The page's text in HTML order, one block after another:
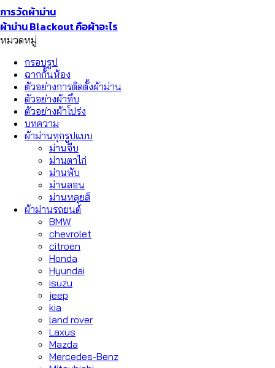
การวัดผ้าม่าน
ผ้าม่าน Blackout คือผ้าอะไร
หมวดหมู่
กรอบรูป
ฉากกั้นห้อง
ตัวอย่างการติดตั้งผ้าม่าน
ตัวอย่างผ้าทึบ
ตัวอย่างผ้าโปร่ง
บทความ
ผ้าม่านทุกรูปแบบ
ม่านจีบ
ม่านตาไก่
ม่านพับ
ม่านลอน
ม่านหลุยส์
ผ้าม่านรถยนต์
BMW
chevrolet
citroen
Honda
Hyundai
isuzu
jeep
kia
land rover
Laxus
Mazda
Mercedes-Benz